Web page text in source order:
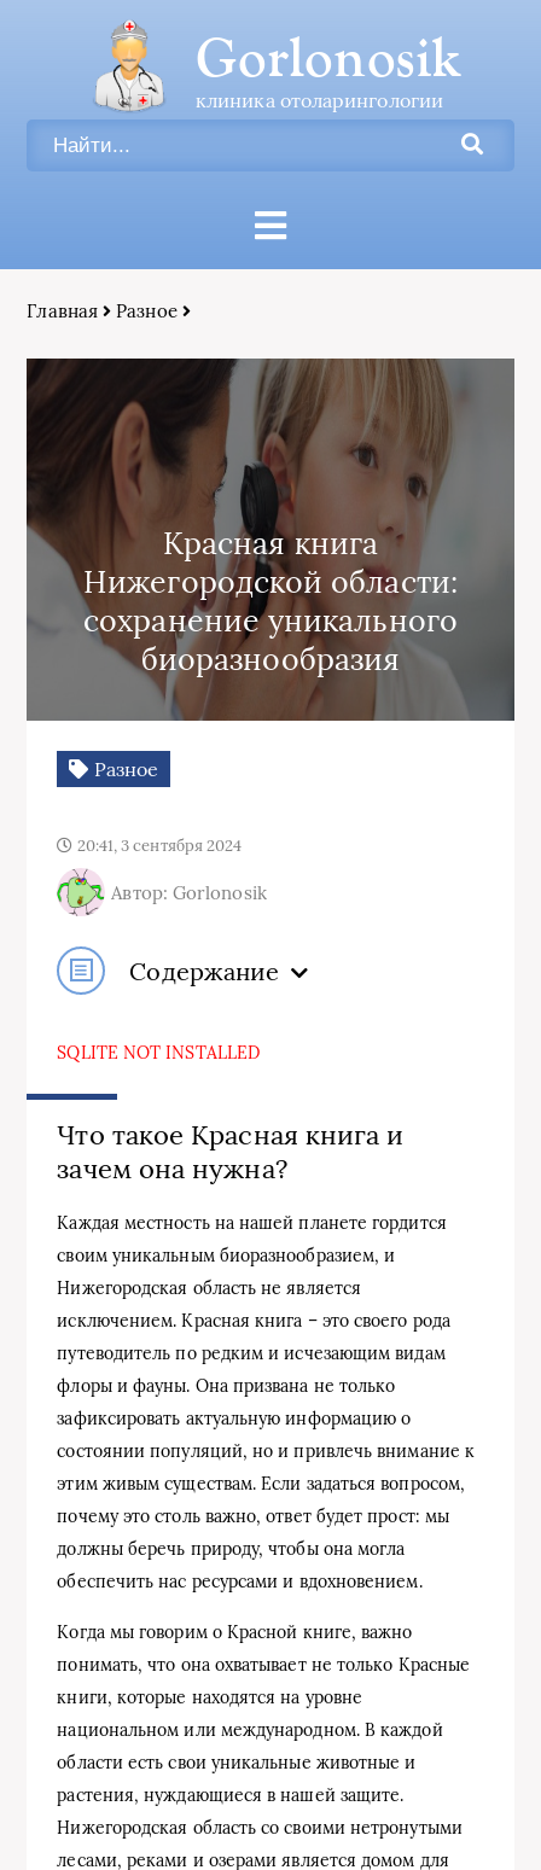
Gorlonosik
клиника отоларингологии
Главная Разное
Красная книга
Нижегородской области:
сохранение уникального
биоразнообразия
Разное
20:41, 3 сентября 2024
Автор: Gorlonosik
Содержание
SQLITE NOT INSTALLED
Что такое Красная книга и
зачем она нужна?
Каждая местность на нашей планете гордится
своим уникальным биоразнообразием, и
Нижегородская область не является
исключением. Красная книга – это своего рода
путеводитель по редким и исчезающим видам
флоры и фауны. Она призвана не только
зафиксировать актуальную информацию о
состоянии популяций, но и привлечь внимание к
этим живым существам. Если задаться вопросом,
почему это столь важно, ответ будет прост: мы
должны беречь природу, чтобы она могла
обеспечить нас ресурсами и вдохновением.
Когда мы говорим о Красной книге, важно
понимать, что она охватывает не только Красные
книги, которые находятся на уровне
национальном или международном. В каждой
области есть свои уникальные животные и
растения, нуждающиеся в нашей защите.
Нижегородская область со своими нетронутыми
лесами, реками и озерами является домом для